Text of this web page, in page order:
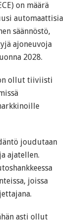
on määrä
automaattisia
säännöstö,
ajoneuvoja
2028.
ollut tiiviisti
joudutaan
ajatellen.
joissa
asti ollut